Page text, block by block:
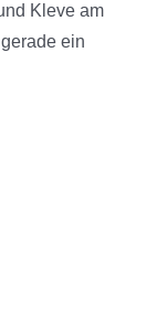
Kleve am
ein